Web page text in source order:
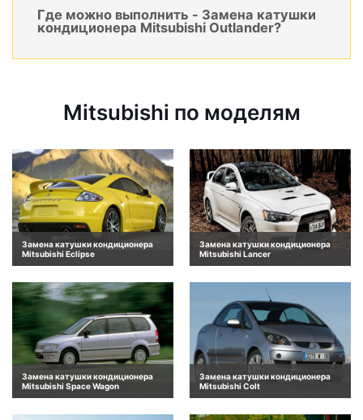
Где можно выполнить - Замена катушки
кондиционера Mitsubishi Outlander?
Mitsubishi по моделям
Замена катушки кондиционера
Mitsubishi Eclipse
Замена катушки кондиционера
Mitsubishi Lancer
Замена катушки кондиционера
Mitsubishi Space Wagon
Замена катушки кондиционера
Mitsubishi Colt